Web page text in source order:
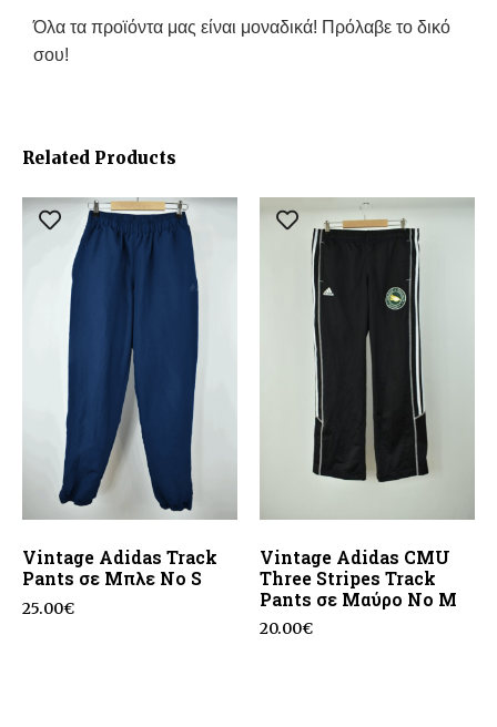
Όλα τα προϊόντα μας είναι μοναδικά! Πρόλαβε το δικό
σου!
Related Products
Vintage Adidas Track
Pants σε Μπλε No S
25.00€
Vintage Adidas CMU
Three Stripes Track
Pants σε Μαύρο No M
20.00€